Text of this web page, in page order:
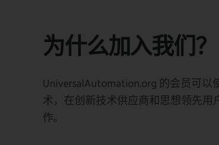
为什么加入我们？
UniversalAutomation.org 的会员可
术，在创新技术供应商和思想领先用
作。